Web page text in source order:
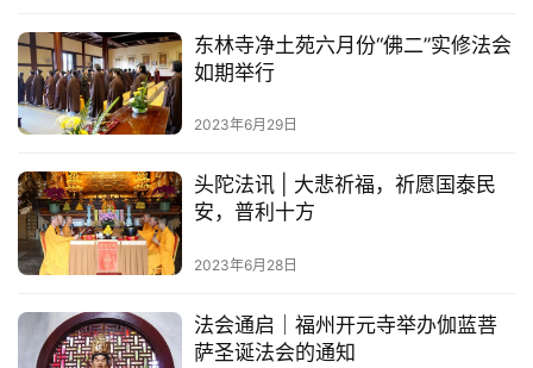
音
高
僧
谈
心
菩
提
东林寺净土苑六月份“佛二”实修法会
如期举行
2023年6月29日
头陀法讯 | 大悲祈福，祈愿国泰民
安，普利十方
2023年6月28日
法会通启｜福州开元寺举办伽蓝菩
萨圣诞法会的通知